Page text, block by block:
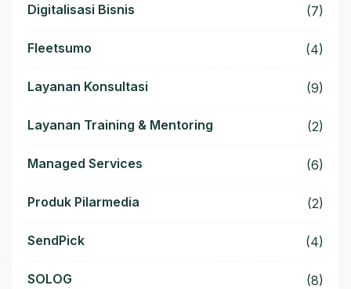
Digitalisasi Bisnis (7)
Fleetsumo (4)
Layanan Konsultasi (9)
Layanan Training & Mentoring (2)
Managed Services (6)
Produk Pilarmedia (2)
SendPick (4)
SOLOG (8)